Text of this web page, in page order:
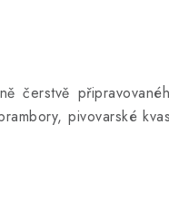
čerstvě
pivovarské